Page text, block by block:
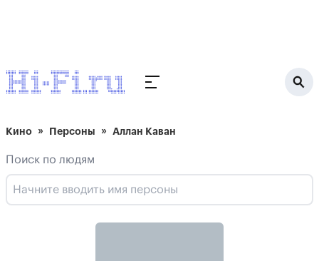
Кино Персоны Аллан Каван
Поиск по людям